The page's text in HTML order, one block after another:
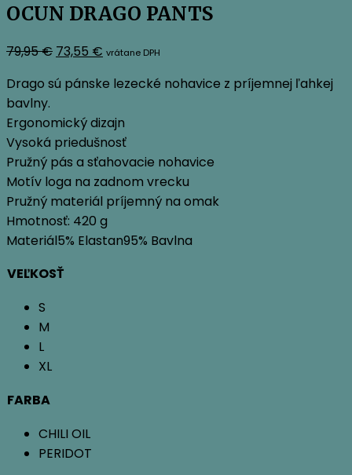
OCUN DRAGO PANTS
79,95€ Pôvodná
bola:
73,55 € Aktuálna
je:
vrátane DPH
Drago sú pánske lezecké nohavice z príjemnej ľahkej
bavlny.
Ergonomický dizajn
Vysoká priedušnosť
Pružný pás a sťahovacie nohavice
Motív loga na zadnom vrecku
Pružný materiál príjemný na omak
Hmotnosť: 420 g
Materiál5% Elastan95% Bavlna
VEĽKOSŤ
S
M
L
XL
FARBA
CHILI OIL
PERIDOT